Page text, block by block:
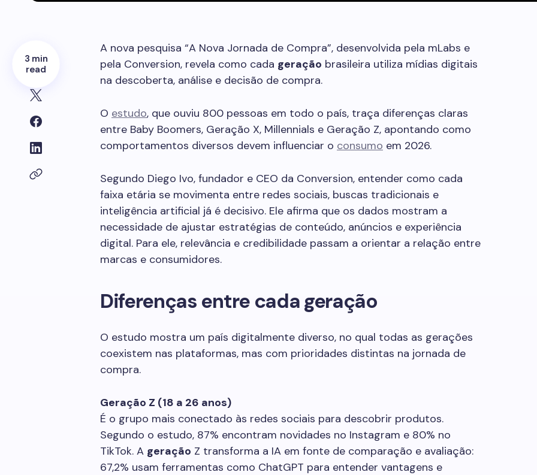
3 min
read
A nova pesquisa “A Nova Jornada de Compra”, desenvolvida pela mLabs e
pela Conversion, revela como cada geração brasileira utiliza mídias digitais
na descoberta, análise e decisão de compra.
O estudo, que ouviu 800 pessoas em todo o país, traça diferenças claras
entre Baby Boomers, Geração X, Millennials e Geração Z, apontando como
comportamentos diversos devem influenciar o consumo em 2026.
Segundo Diego Ivo, fundador e CEO da Conversion, entender como cada
faixa etária se movimenta entre redes sociais, buscas tradicionais e
inteligência artificial já é decisivo. Ele afirma que os dados mostram a
necessidade de ajustar estratégias de conteúdo, anúncios e experiência
digital. Para ele, relevância e credibilidade passam a orientar a relação entre
marcas e consumidores.
Diferenças entre cada geração
O estudo mostra um país digitalmente diverso, no qual todas as gerações
coexistem nas plataformas, mas com prioridades distintas na jornada de
compra.
Geração Z (18 a 26 anos)
É o grupo mais conectado às redes sociais para descobrir produtos.
Segundo o estudo, 87% encontram novidades no Instagram e 80% no
TikTok. A geração Z transforma a IA em fonte de comparação e avaliação:
67,2% usam ferramentas como ChatGPT para entender vantagens e